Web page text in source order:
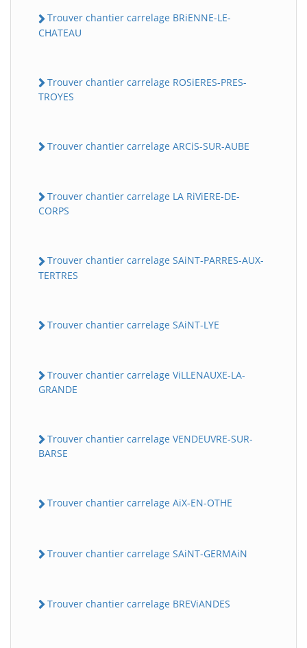
Trouver chantier carrelage BRiENNE-LE-
CHATEAU
Trouver chantier carrelage ROSiERES-PRES-
TROYES
Trouver chantier carrelage ARCiS-SUR-AUBE
Trouver chantier carrelage LA RiViERE-DE-
CORPS
Trouver chantier carrelage SAiNT-PARRES-AUX-
TERTRES
Trouver chantier carrelage SAiNT-LYE
Trouver chantier carrelage ViLLENAUXE-LA-
GRANDE
Trouver chantier carrelage VENDEUVRE-SUR-
BARSE
Trouver chantier carrelage AiX-EN-OTHE
Trouver chantier carrelage SAiNT-GERMAiN
Trouver chantier carrelage BREViANDES